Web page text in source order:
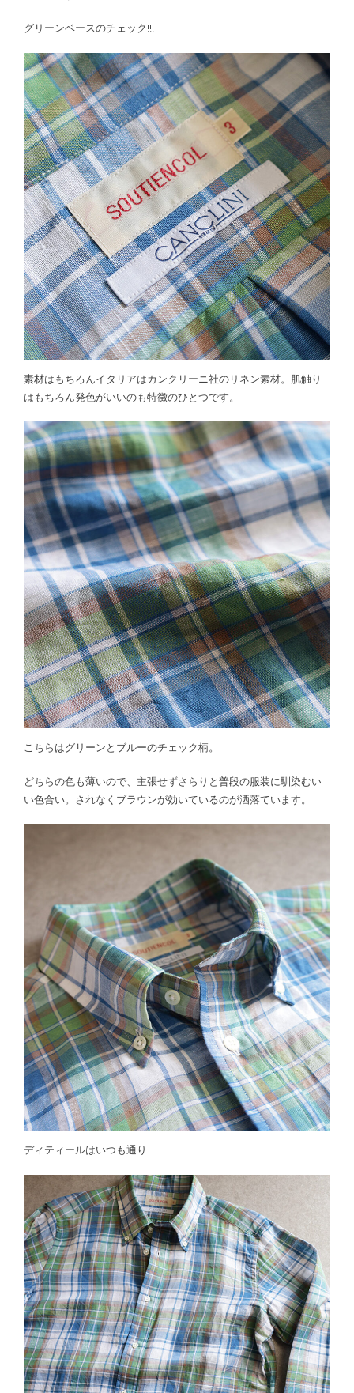
グリーンベースのチェック!!!
素材はもちろんイタリアはカンクリーニ社のリネン素材。肌触り
はもちろん発色がいいのも特徴のひとつです。
こちらはグリーンとブルーのチェック柄。
どちらの色も薄いので、主張せずさらりと普段の服装に馴染むい
い色合い。されなくブラウンが効いているのが洒落ています。
ディティールはいつも通り